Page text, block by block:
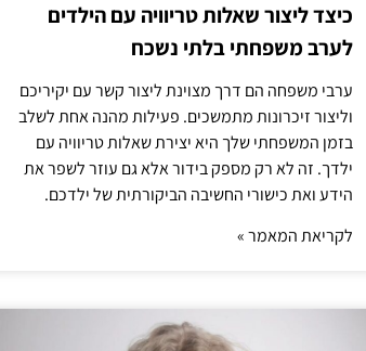
כיצד ליצור שאלות טריוויה עם הילדים
לערב משפחתי בלתי נשכח
ערבי משפחה הם דרך מצוינת ליצור קשר עם יקיריכם
וליצור זיכרונות מתמשכים. פעילות מהנה אחת לשלב
בזמן המשפחתי שלך היא יצירת שאלות טריוויה עם
ילדך. זה לא רק מספק בידור אלא גם עוזר לשפר את
הידע ואת כישורי החשיבה הביקורתית של ילדכם.
לקריאת המאמר »